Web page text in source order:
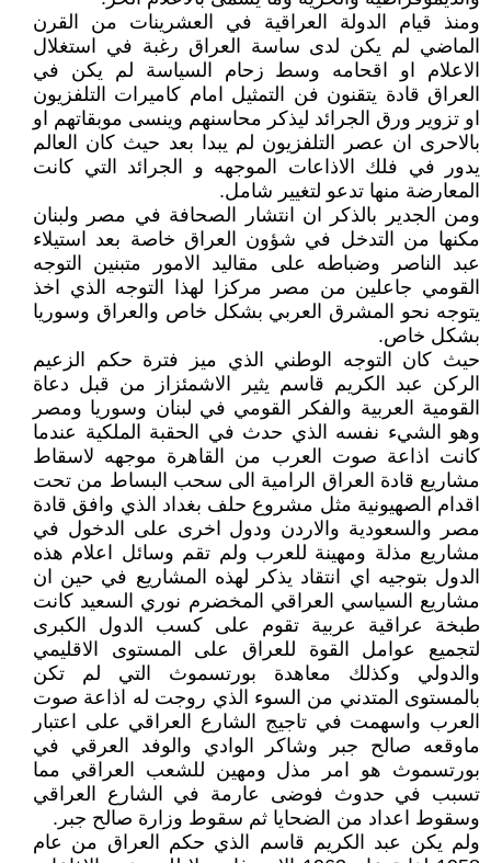
ومنذ قيام الدولة العراقية في العشرينات من القرن
الماضي لم يكن لدى ساسة العراق رغبة في استغلال
الاعلام او اقحامه وسط زحام السياسة لم يكن في
العراق قادة يتقنون فن التمثيل امام كاميرات التلفزيون
او تزوير ورق الجرائد ليذكر محاسنهم وينسى موبقاتهم او
بالاحرى ان عصر التلفزيون لم يبدا بعد حيث كان العالم
يدور في فلك الاذاعات الموجهه و الجرائد التي كانت
المعارضة منها تدعو لتغيير شامل.
ومن الجدير بالذكر ان انتشار الصحافة في مصر ولبنان
مكنها من التدخل في شؤون العراق خاصة بعد استيلاء
عبد الناصر وضباطه على مقاليد الامور متبنين التوجه
القومي جاعلين من مصر مركزا لهذا التوجه الذي اخذ
يتوجه نحو المشرق العربي بشكل خاص والعراق وسوريا
بشكل خاص.
حيث كان التوجه الوطني الذي ميز فترة حكم الزعيم
الركن عبد الكريم قاسم يثير الاشمئزاز من قبل دعاة
القومية العربية والفكر القومي في لبنان وسوريا ومصر
وهو الشيء نفسه الذي حدث في الحقبة الملكية عندما
كانت اذاعة صوت العرب من القاهرة موجهه لاسقاط
مشاريع قادة العراق الرامية الى سحب البساط من تحت
اقدام الصهيونية مثل مشروع حلف بغداد الذي وافق قادة
مصر والسعودية والاردن ودول اخرى على الدخول في
مشاريع مذلة ومهينة للعرب ولم تقم وسائل اعلام هذه
الدول بتوجيه اي انتقاد يذكر لهذه المشاريع في حين ان
مشاريع السياسي العراقي المخضرم نوري السعيد كانت
طبخة عراقية عربية تقوم على كسب الدول الكبرى
لتجميع عوامل القوة للعراق على المستوى الاقليمي
والدولي وكذلك معاهدة بورتسموث التي لم تكن
بالمستوى المتدني من السوء الذي روجت له اذاعة صوت
العرب واسهمت في تاجيج الشارع العراقي على اعتبار
ماوقعه صالح جبر وشاكر الوادي والوفد العرقي في
بورتسموث هو امر مذل ومهين للشعب العراقي مما
تسبب في حدوث فوضى عارمة في الشارع العراقي
وسقوط اعداد من الضحايا ثم سقوط وزارة صالح جبر.
ولم يكن عبد الكريم قاسم الذي حكم العراق من عام